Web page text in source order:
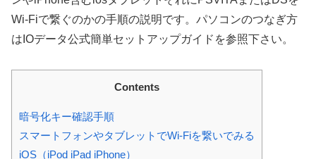
Wi-Fiで繋ぐのかの手順の説明です。パソコンのつなぎ方
はIOデータ公式簡単セットアップガイドを参照下さい。
Contents
暗号化キー確認手順
スマートフォンやタブレットでWi-Fiを繋いでみる
iOS（iPod iPad iPhone）